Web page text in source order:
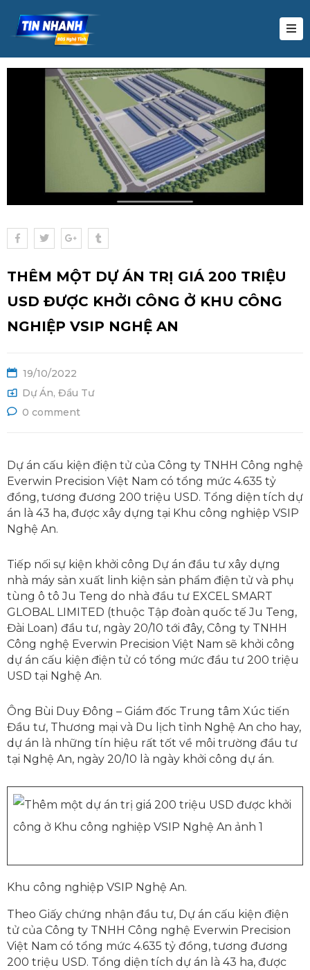
THÊM MỘT DỰ ÁN TRỊ GIÁ 200 TRIỆU
USD ĐƯỢC KHỞI CÔNG Ở KHU CÔNG
NGHIỆP VSIP NGHỆ AN
19/10/2022
Dự Án, Đầu Tư
0 comment
Dự án cấu kiện điện tử của Công ty TNHH Công nghệ
Everwin Precision Việt Nam có tổng mức 4.635 tỷ
đồng, tương đương 200 triệu USD. Tổng diện tích dự
án là 43 ha, được xây dựng tại Khu công nghiệp VSIP
Nghệ An.
Tiếp nối sự kiện khởi công Dự án đầu tư xây dựng
nhà máy sản xuất linh kiện sản phẩm điện tử và phụ
tùng ô tô Ju Teng do nhà đầu tư EXCEL SMART
GLOBAL LIMITED (thuộc Tập đoàn quốc tế Ju Teng,
Đài Loan) đầu tư, ngày 20/10 tới đây, Công ty TNHH
Công nghệ Everwin Precision Việt Nam sẽ khởi công
dự án cấu kiện điện tử có tổng mức đầu tư 200 triệu
USD tại Nghệ An.
Ông Bùi Duy Đông – Giám đốc Trung tâm Xúc tiến
Đầu tư, Thương mại và Du lịch tỉnh Nghệ An cho hay,
dự án là những tín hiệu rất tốt về môi trường đầu tư
tại Nghệ An, ngày 20/10 là ngày khởi công dự án.
Khu công nghiệp VSIP Nghệ An.
Theo Giấy chứng nhận đầu tư, Dự án cấu kiện điện
tử của Công ty TNHH Công nghệ Everwin Precision
Việt Nam có tổng mức 4.635 tỷ đồng, tương đương
200 triệu USD. Tổng diện tích dự án là 43 ha, được